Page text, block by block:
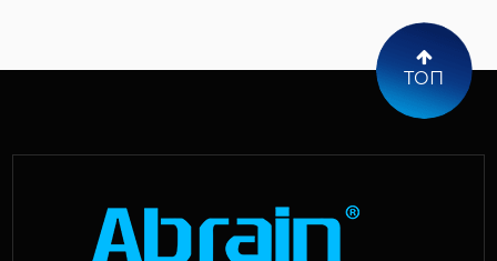
ТОП